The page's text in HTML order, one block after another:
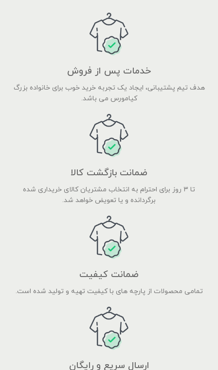
خدمات پس از فروش
هدف تیم پشتیبانی، ایجاد یک تجربه خرید خوب برای خانواده بزرگ
کیامورس می باشد.
ضمانت بازگشت کالا
تا ۳ روز برای احترام به انتخاب مشتریان کالای خریداری شده
برگردانده و یا تعویض خواهد شد.
ضمانت کیفیت
تمامی محصولات از پارچه های با کیفیت تهیه و تولید شده است.
ارسال سریع و رایگان